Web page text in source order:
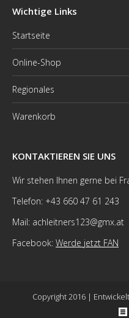
Wichtige Links
Startseite
Online-Shop
Regionales
Warenkorb
KONTAKTIEREN SIE UNS
Wir stehen Ihnen gerne bei
Telefon: +43 660 47 61 243
Mail: achleitners123@gmx.at
Facebook: Werde jetzt FAN
Copyright 2016 |